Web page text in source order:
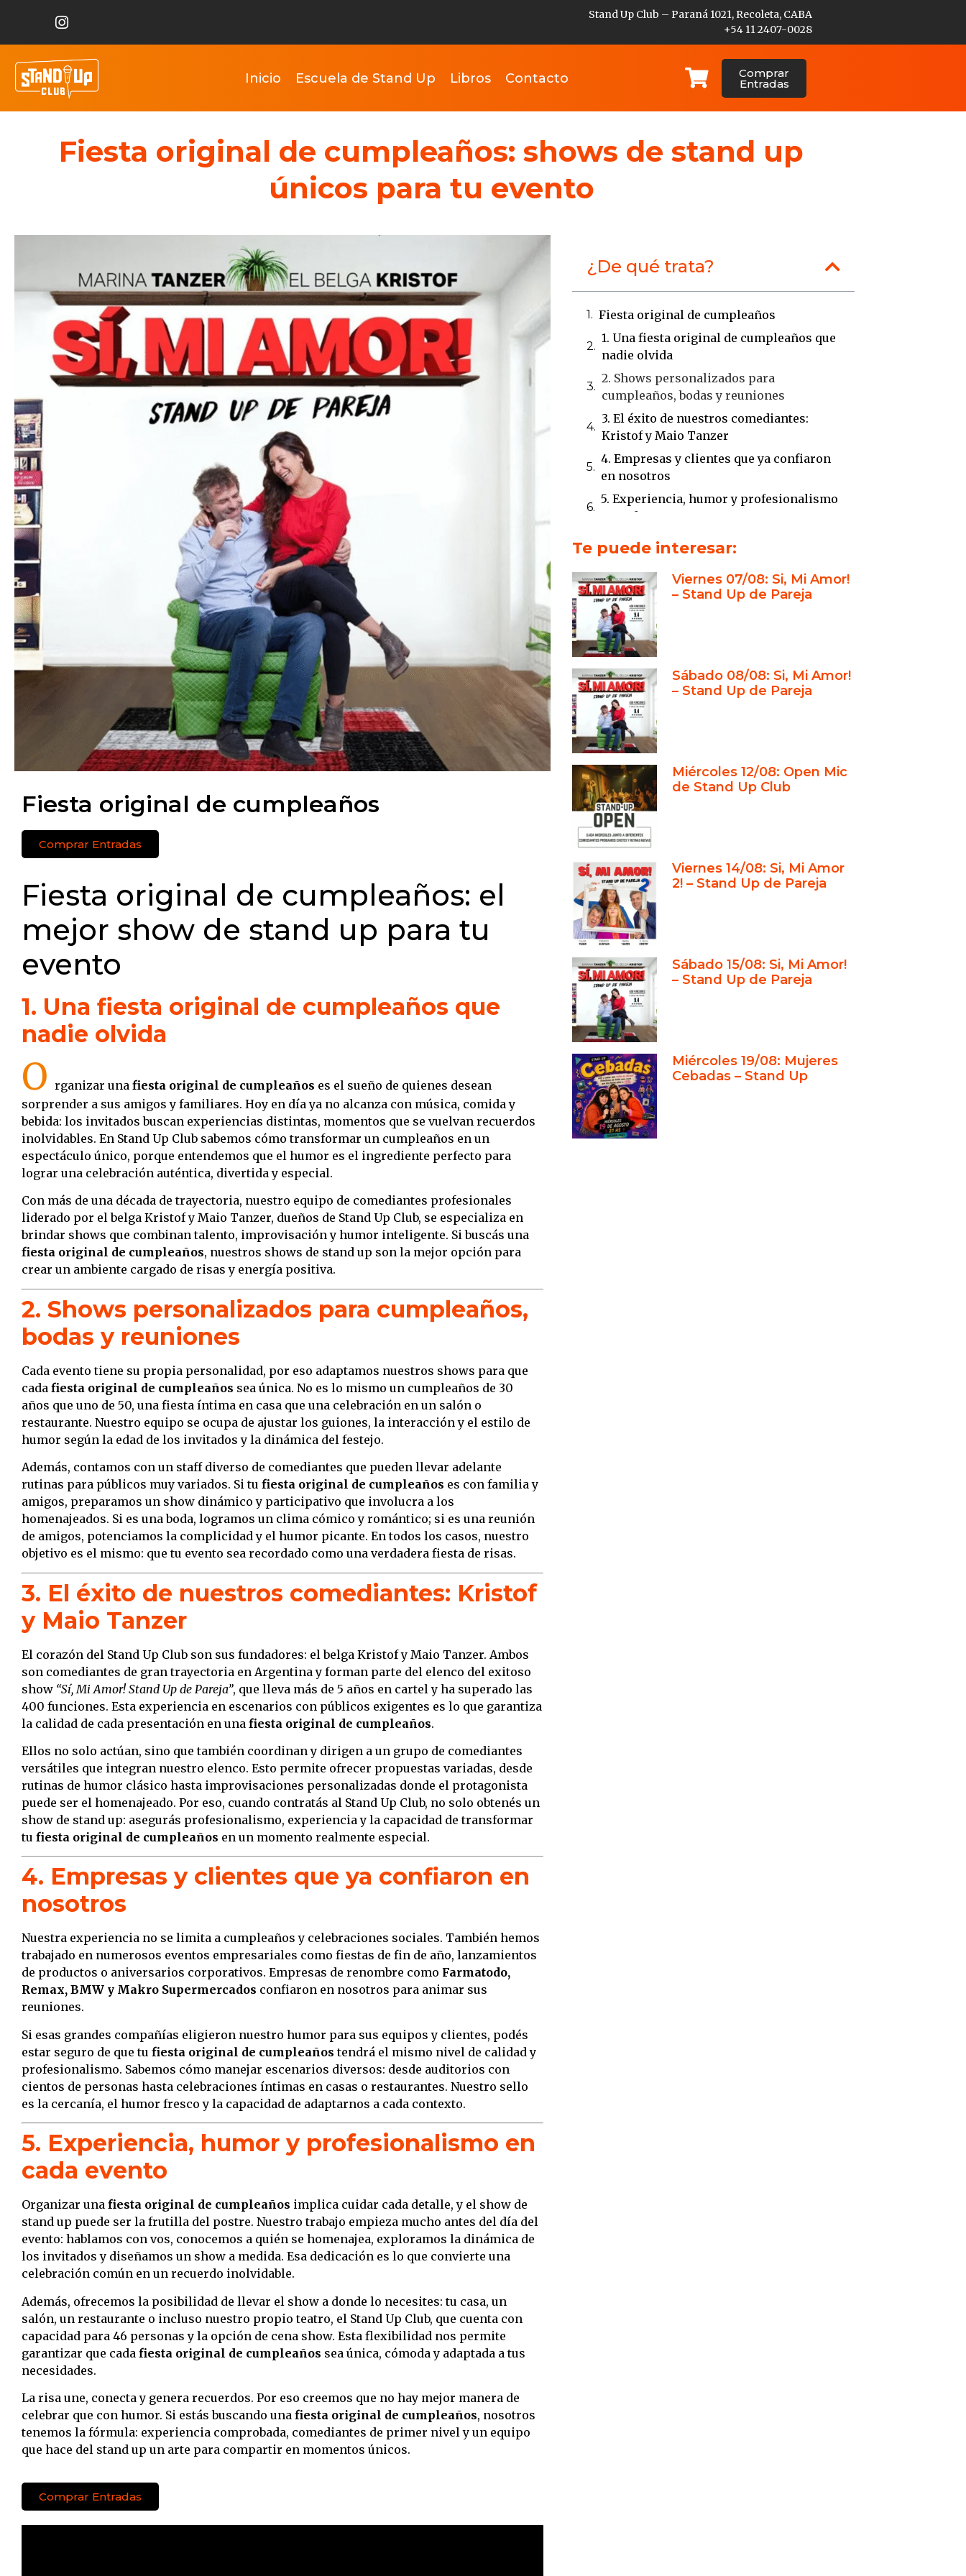
Stand Up Club – Paraná 1021, Recoleta, CABA
+54 11 2407-0028
Inicio Escuela de Stand Up Libros Contacto Comprar
Entradas
Fiesta original de cumpleaños: shows de stand up
únicos para tu evento
Fiesta original de cumpleaños
Comprar Entradas
Fiesta original de cumpleaños: el
mejor show de stand up para tu
evento
1. Una fiesta original de cumpleaños que
nadie olvida
O rganizar una fiesta original de cumpleaños es el sueño de quienes desean
sorprender a sus amigos y familiares. Hoy en día ya no alcanza con música, comida y
bebida: los invitados buscan experiencias distintas, momentos que se vuelvan recuerdos
inolvidables. En Stand Up Club sabemos cómo transformar un cumpleaños en un
espectáculo único, porque entendemos que el humor es el ingrediente perfecto para
lograr una celebración auténtica, divertida y especial.
Con más de una década de trayectoria, nuestro equipo de comediantes profesionales
liderado por el belga Kristof y Maio Tanzer, dueños de Stand Up Club, se especializa en
brindar shows que combinan talento, improvisación y humor inteligente. Si buscás una
fiesta original de cumpleaños, nuestros shows de stand up son la mejor opción para
crear un ambiente cargado de risas y energía positiva.
2. Shows personalizados para cumpleaños,
bodas y reuniones
Cada evento tiene su propia personalidad, por eso adaptamos nuestros shows para que
cada fiesta original de cumpleaños sea única. No es lo mismo un cumpleaños de 30
años que uno de 50, una fiesta íntima en casa que una celebración en un salón o
restaurante. Nuestro equipo se ocupa de ajustar los guiones, la interacción y el estilo de
humor según la edad de los invitados y la dinámica del festejo.
Además, contamos con un staff diverso de comediantes que pueden llevar adelante
rutinas para públicos muy variados. Si tu fiesta original de cumpleaños es con familia y
amigos, preparamos un show dinámico y participativo que involucra a los
homenajeados. Si es una boda, logramos un clima cómico y romántico; si es una reunión
de amigos, potenciamos la complicidad y el humor picante. En todos los casos, nuestro
objetivo es el mismo: que tu evento sea recordado como una verdadera fiesta de risas.
3. El éxito de nuestros comediantes: Kristof
y Maio Tanzer
El corazón del Stand Up Club son sus fundadores: el belga Kristof y Maio Tanzer. Ambos
son comediantes de gran trayectoria en Argentina y forman parte del elenco del exitoso
show “Sí, Mi Amor! Stand Up de Pareja”, que lleva más de 5 años en cartel y ha superado las
400 funciones. Esta experiencia en escenarios con públicos exigentes es lo que garantiza
la calidad de cada presentación en una fiesta original de cumpleaños.
Ellos no solo actúan, sino que también coordinan y dirigen a un grupo de comediantes
versátiles que integran nuestro elenco. Esto permite ofrecer propuestas variadas, desde
rutinas de humor clásico hasta improvisaciones personalizadas donde el protagonista
puede ser el homenajeado. Por eso, cuando contratás al Stand Up Club, no solo obtenés un
show de stand up: asegurás profesionalismo, experiencia y la capacidad de transformar
tu fiesta original de cumpleaños en un momento realmente especial.
4. Empresas y clientes que ya confiaron en
nosotros
Nuestra experiencia no se limita a cumpleaños y celebraciones sociales. También hemos
trabajado en numerosos eventos empresariales como fiestas de fin de año, lanzamientos
de productos o aniversarios corporativos. Empresas de renombre como Farmatodo,
Remax, BMW y Makro Supermercados confiaron en nosotros para animar sus
reuniones.
Si esas grandes compañías eligieron nuestro humor para sus equipos y clientes, podés
estar seguro de que tu fiesta original de cumpleaños tendrá el mismo nivel de calidad y
profesionalismo. Sabemos cómo manejar escenarios diversos: desde auditorios con
cientos de personas hasta celebraciones íntimas en casas o restaurantes. Nuestro sello
es la cercanía, el humor fresco y la capacidad de adaptarnos a cada contexto.
5. Experiencia, humor y profesionalismo en
cada evento
Organizar una fiesta original de cumpleaños implica cuidar cada detalle, y el show de
stand up puede ser la frutilla del postre. Nuestro trabajo empieza mucho antes del día del
evento: hablamos con vos, conocemos a quién se homenajea, exploramos la dinámica de
los invitados y diseñamos un show a medida. Esa dedicación es lo que convierte una
celebración común en un recuerdo inolvidable.
Además, ofrecemos la posibilidad de llevar el show a donde lo necesites: tu casa, un
salón, un restaurante o incluso nuestro propio teatro, el Stand Up Club, que cuenta con
capacidad para 46 personas y la opción de cena show. Esta flexibilidad nos permite
garantizar que cada fiesta original de cumpleaños sea única, cómoda y adaptada a tus
necesidades.
La risa une, conecta y genera recuerdos. Por eso creemos que no hay mejor manera de
celebrar que con humor. Si estás buscando una fiesta original de cumpleaños, nosotros
tenemos la fórmula: experiencia comprobada, comediantes de primer nivel y un equipo
que hace del stand up un arte para compartir en momentos únicos.
Comprar Entradas
¿De qué trata?
Fiesta original de cumpleaños
1. Una fiesta original de cumpleaños que
nadie olvida
2. Shows personalizados para
cumpleaños, bodas y reuniones
3. El éxito de nuestros comediantes:
Kristof y Maio Tanzer
4. Empresas y clientes que ya confiaron
en nosotros
5. Experiencia, humor y profesionalismo
en cada evento
1. Dos referentes del stand up en
Argentina
2. Una dupla que transforma eventos
sociales
3. Experiencia en eventos empresariales
4. El éxito de “Sí, Mi Amor! Stand Up de
Pareja”
5. Profesionalismo y pasión en cada
presentación
Conclusión
1. El lugar perfecto para una fiesta
original de cumpleaños
2. Stand up y cena show: la combinación
ideal
3. Prestigio y trayectoria del Stand Up
Club
4. Una experiencia personalizada para
tu evento
5. Risas, intimidad y recuerdos
inolvidables
Conclusión
1. El desafío de lograr una fiesta original
de cumpleaños
2. El humor como motor de recuerdos
inolvidables
3. Stand Up Club: especialistas en
celebraciones únicas
4. Cómo organizar tu fiesta original de
cumpleaños en Stand Up Club
5. Empresas que ya confiaron en
Te puede interesar:
Viernes 07/08: Si, Mi Amor!
– Stand Up de Pareja
Sábado 08/08: Si, Mi Amor!
– Stand Up de Pareja
Miércoles 12/08: Open Mic
de Stand Up Club
Viernes 14/08: Si, Mi Amor
2! – Stand Up de Pareja
Sábado 15/08: Si, Mi Amor!
– Stand Up de Pareja
Miércoles 19/08: Mujeres
Cebadas – Stand Up